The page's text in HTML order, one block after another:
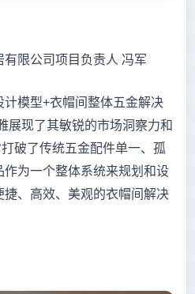
限公司项目负责人 冯军
计模型+衣帽间整体五金解决
展现了其敏锐的市场洞察力和
破了传统五金配件单一、孤
为一个整体系统来规划和设
、高效、美观的衣帽间解决